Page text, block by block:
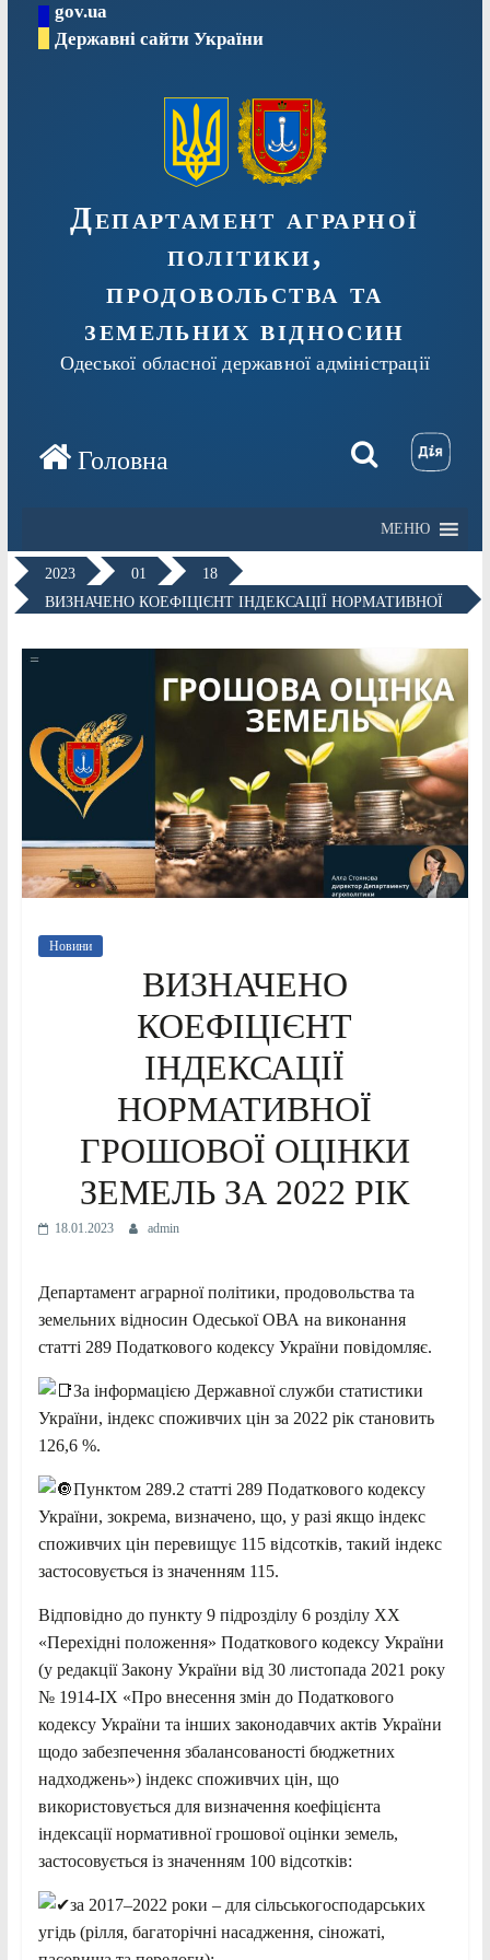
Перейтиgov.ua
Державні сайти України
Департамент аграрної
політики,
продовольства та
земельних відносин
Одеської обласної державної адміністрації
МЕНЮ
2023 01
18
ВИЗНАЧЕНО КОЕФІЦІЄНТ ІНДЕКСАЦІЇ НОРМАТИВНОЇ
Новини
ВИЗНАЧЕНО
КОЕФІЦІЄНТ
ІНДЕКСАЦІЇ
НОРМАТИВНОЇ
ГРОШОВОЇ ОЦІНКИ
ЗЕМЕЛЬ ЗА 2022 РІК
18.01.2023 admin
Департамент аграрної політики, продовольства та
земельних відносин Одеської ОВА на виконання
статті 289 Податкового кодексу України повідомляє.
За інформацією Державної служби статистики
України, індекс споживчих цін за 2022 рік становить
126,6 %.
Пунктом 289.2 статті 289 Податкового кодексу
України, зокрема, визначено, що, у разі якщо індекс
споживчих цін перевищує 115 відсотків, такий індекс
застосовується із значенням 115.
Відповідно до пункту 9 підрозділу 6 розділу ХХ
«Перехідні положення» Податкового кодексу України
(у редакції Закону України від 30 листопада 2021 року
№ 1914-IX «Про внесення змін до Податкового
кодексу України та інших законодавчих актів України
щодо забезпечення збалансованості бюджетних
надходжень») індекс споживчих цін, що
використовується для визначення коефіцієнта
індексації нормативної грошової оцінки земель,
застосовується із значенням 100 відсотків:
за 2017–2022 роки – для сільськогосподарських
угідь (рілля, багаторічні насадження, сіножаті,